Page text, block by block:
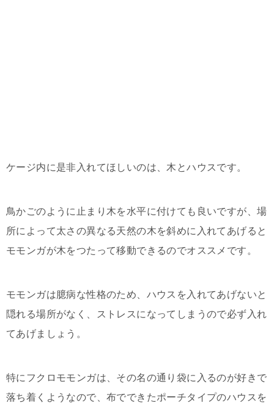
ケージ内に是非入れてほしいのは、木とハウスです。
鳥かごのように止まり木を水平に付けても良いですが、場
所によって太さの異なる天然の木を斜めに入れてあげると
モモンガが木をつたって移動できるのでオススメです。
モモンガは臆病な性格のため、ハウスを入れてあげないと
隠れる場所がなく、ストレスになってしまうので必ず入れ
てあげましょう。
特にフクロモモンガは、その名の通り袋に入るのが好きで
落ち着くようなので、布でできたポーチタイプのハウスを